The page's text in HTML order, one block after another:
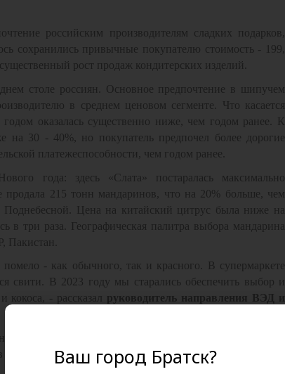
российским производителям сладких подарков,
сохранились привычные покупателю стоимость - 199,
рост продаж кондитерских изделий.
столе россиян. Основное предпочтение в шипучем
в среднем ценовом сегменте. Что касается
оказалась существенно ниже, чем годом ранее. К
на 30 - 40%, но покупатель предпочел более дорогие
платежеспособности, чем годом ранее.
года: здесь «Слата» постаралась максимально
215 тонн мандаринов, что на 20% больше, чем
Цена на китайский цитрус была ниже на
в три раза. Географическая палитра выбора мандарина
Пакистан.
- как обычного, так и красного. В супермаркете
свити. В 2023 году мы старались обеспечить выбор и
кокоса, - рассказал руководитель направления ВЭД и
декабря, вырос в среднем на 6 - 10%. Классический
подрос по причине удорожания куриных яиц в четвертом
Ваш город Братск?